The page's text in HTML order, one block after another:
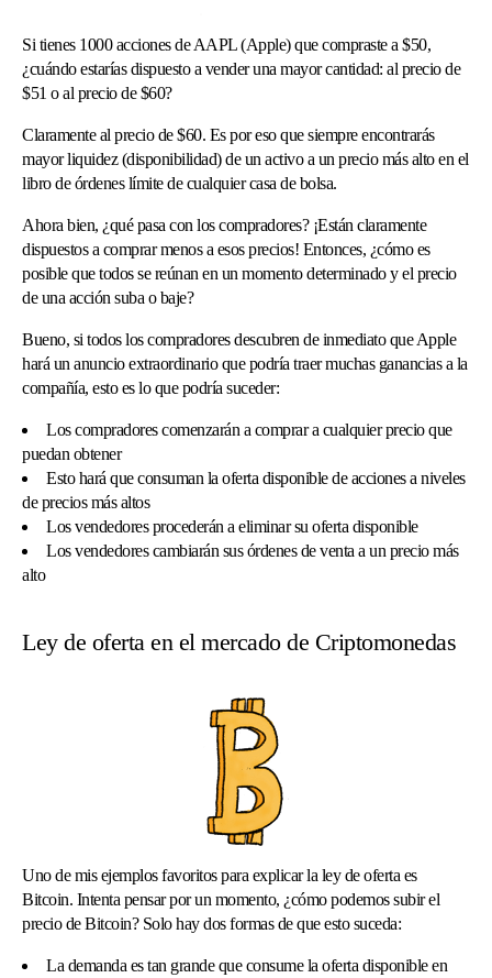
Si tienes 1000 acciones de AAPL (Apple) que compraste a $50,
¿cuándo estarías dispuesto a vender una mayor cantidad: al precio de
$51 o al precio de $60?
Claramente al precio de $60. Es por eso que siempre encontrarás
mayor liquidez (disponibilidad) de un activo a un precio más alto en el
libro de órdenes límite de cualquier casa de bolsa.
Ahora bien, ¿qué pasa con los compradores? ¡Están claramente
dispuestos a comprar menos a esos precios! Entonces, ¿cómo es
posible que todos se reúnan en un momento determinado y el precio
de una acción suba o baje?
Bueno, si todos los compradores descubren de inmediato que Apple
hará un anuncio extraordinario que podría traer muchas ganancias a la
compañía, esto es lo que podría suceder:
Los compradores comenzarán a comprar a cualquier precio que
puedan obtener
Esto hará que consuman la oferta disponible de acciones a niveles
de precios más altos
Los vendedores procederán a eliminar su oferta disponible
Los vendedores cambiarán sus órdenes de venta a un precio más
alto
Ley de oferta en el mercado de Criptomonedas
Uno de mis ejemplos favoritos para explicar la ley de oferta es
Bitcoin. Intenta pensar por un momento, ¿cómo podemos subir el
precio de Bitcoin? Solo hay dos formas de que esto suceda:
La demanda es tan grande que consume la oferta disponible en